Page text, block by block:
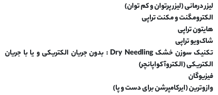
لیزر درمانی (لیزر پرتوان و کم توان)
الکترومگنت و مکنت تراپی
هایتون تراپی
شاک‌ویو تراپی
تکنیک سوزن خشک Dry Needling : بدون جریان الکتریکی و یا با جریان
الکتریکی (الکتروآکواپانچر)
فیزیوگان
وازوترین (ایرکامپرشن برای دست و پا)